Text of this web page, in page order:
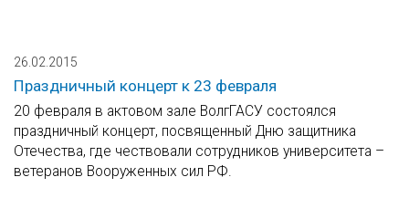
26.02.2015
Праздничный концерт к 23 февраля
20 февраля в актовом зале ВолгГАСУ состоялся
праздничный концерт, посвященный Дню защитника
Отечества, где чествовали сотрудников университета –
ветеранов Вооруженных сил РФ.